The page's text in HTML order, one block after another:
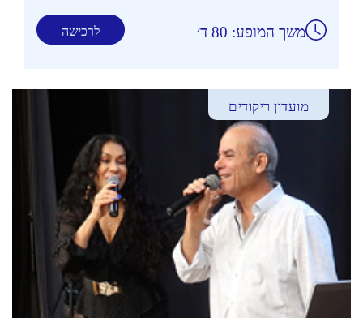
לרכישה משך המופע: 80 ד׳
מועדון ריקודים